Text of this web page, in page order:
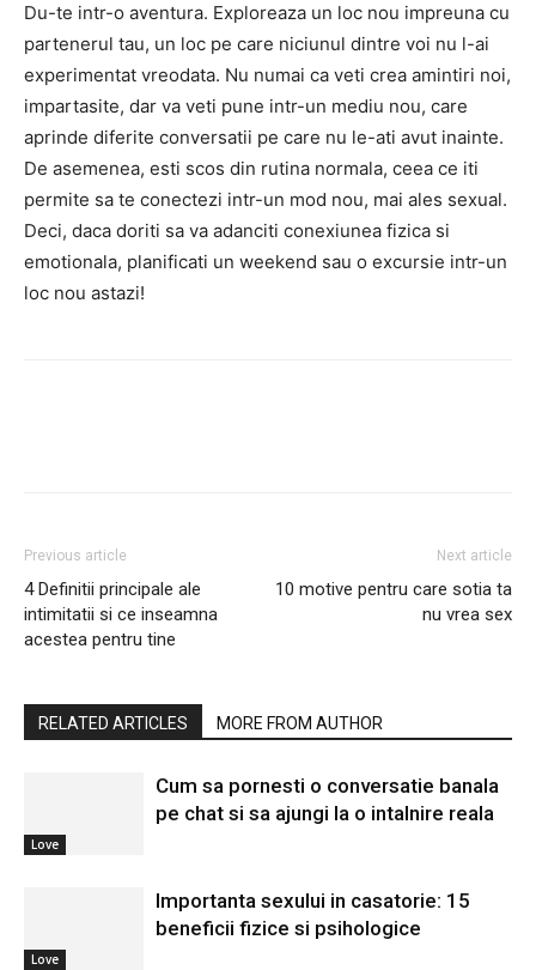
Du-te intr-o aventura. Exploreaza un loc nou impreuna cu
partenerul tau, un loc pe care niciunul dintre voi nu l-ai
experimentat vreodata. Nu numai ca veti crea amintiri noi,
impartasite, dar va veti pune intr-un mediu nou, care
aprinde diferite conversatii pe care nu le-ati avut inainte.
De asemenea, esti scos din rutina normala, ceea ce iti
permite sa te conectezi intr-un mod nou, mai ales sexual.
Deci, daca doriti sa va adanciti conexiunea fizica si
emotionala, planificati un weekend sau o excursie intr-un
loc nou astazi!
Previous article
4 Definitii principale ale
intimitatii si ce inseamna
acestea pentru tine
Next article
10 motive pentru care sotia ta
nu vrea sex
RELATED ARTICLES MORE FROM AUTHOR
Love
Cum sa pornesti o conversatie banala
pe chat si sa ajungi la o intalnire reala
Love
Importanta sexului in casatorie: 15
beneficii fizice si psihologice